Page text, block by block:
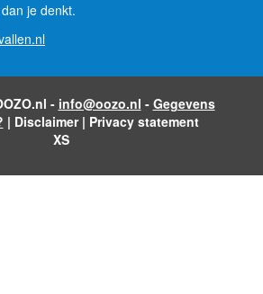
je denkt.
- info@oozo.nl - Gegevens
| Disclaimer| Privacy statement
XS